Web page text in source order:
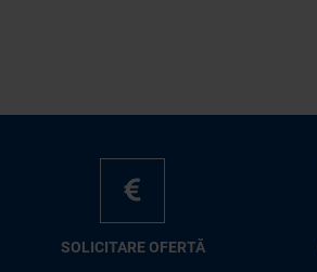
SO­LI­CI­TA­RE OFER­TĂ